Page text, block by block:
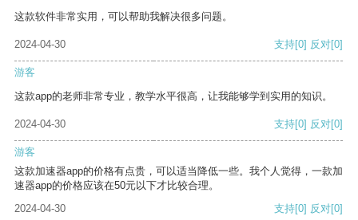
这款软件非常实用，可以帮助我解决很多问题。
2024-04-30 支持[0] 反对[0]
游客
这款app的老师非常专业，教学水平很高，让我能够学到实用的知识。
2024-04-30 支持[0] 反对[0]
游客
这款加速器app的价格有点贵，可以适当降低一些。我个人觉得，一款加
速器app的价格应该在50元以下才比较合理。
2024-04-30
支持[0] 反对[0]